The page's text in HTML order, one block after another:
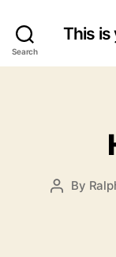
Search
This is
Post
By